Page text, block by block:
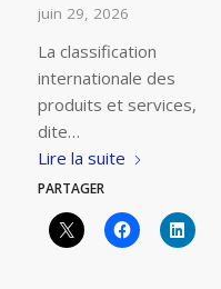
juin 29, 2026
La classification
internationale des
produits et services,
dite…
Lire la suite
PARTAGER